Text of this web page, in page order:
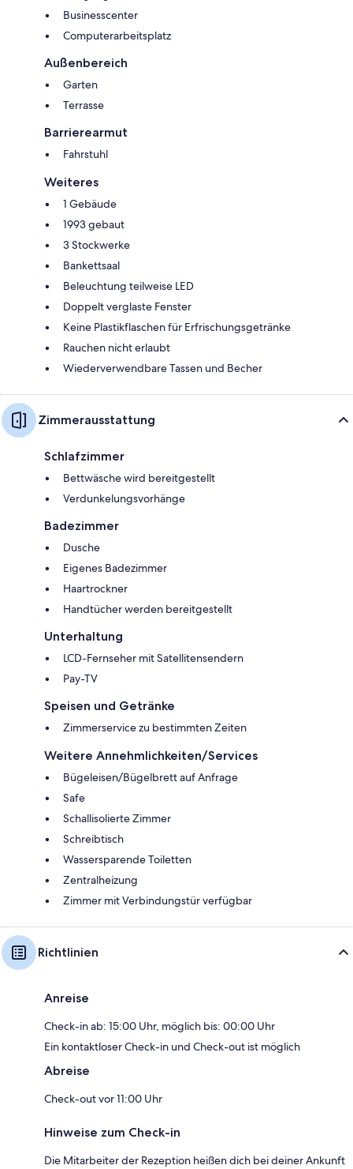
Businesscenter
Computerarbeitsplatz
Außenbereich
Garten
Terrasse
Barrierearmut
Fahrstuhl
Weiteres
1 Gebäude
1993 gebaut
3 Stockwerke
Bankettsaal
Beleuchtung teilweise LED
Doppelt verglaste Fenster
Keine Plastikflaschen für Erfrischungsgetränke
Rauchen nicht erlaubt
Wiederverwendbare Tassen und Becher
Zimmerausstattung
Schlafzimmer
Bettwäsche wird bereitgestellt
Verdunkelungsvorhänge
Badezimmer
Dusche
Eigenes Badezimmer
Haartrockner
Handtücher werden bereitgestellt
Unterhaltung
LCD-Fernseher mit Satellitensendern
Pay-TV
Speisen und Getränke
Zimmerservice zu bestimmten Zeiten
Weitere Annehmlichkeiten/Services
Bügeleisen/Bügelbrett auf Anfrage
Safe
Schallisolierte Zimmer
Schreibtisch
Wassersparende Toiletten
Zentralheizung
Zimmer mit Verbindungstür verfügbar
Richtlinien
Anreise
Check-in ab: 15:00 Uhr, möglich bis: 00:00 Uhr
Ein kontaktloser Check-in und Check-out ist möglich
Abreise
Check-out vor 11:00 Uhr
Hinweise zum Check-in
Die Mitarbeiter der Rezeption heißen dich bei deiner Ankunft